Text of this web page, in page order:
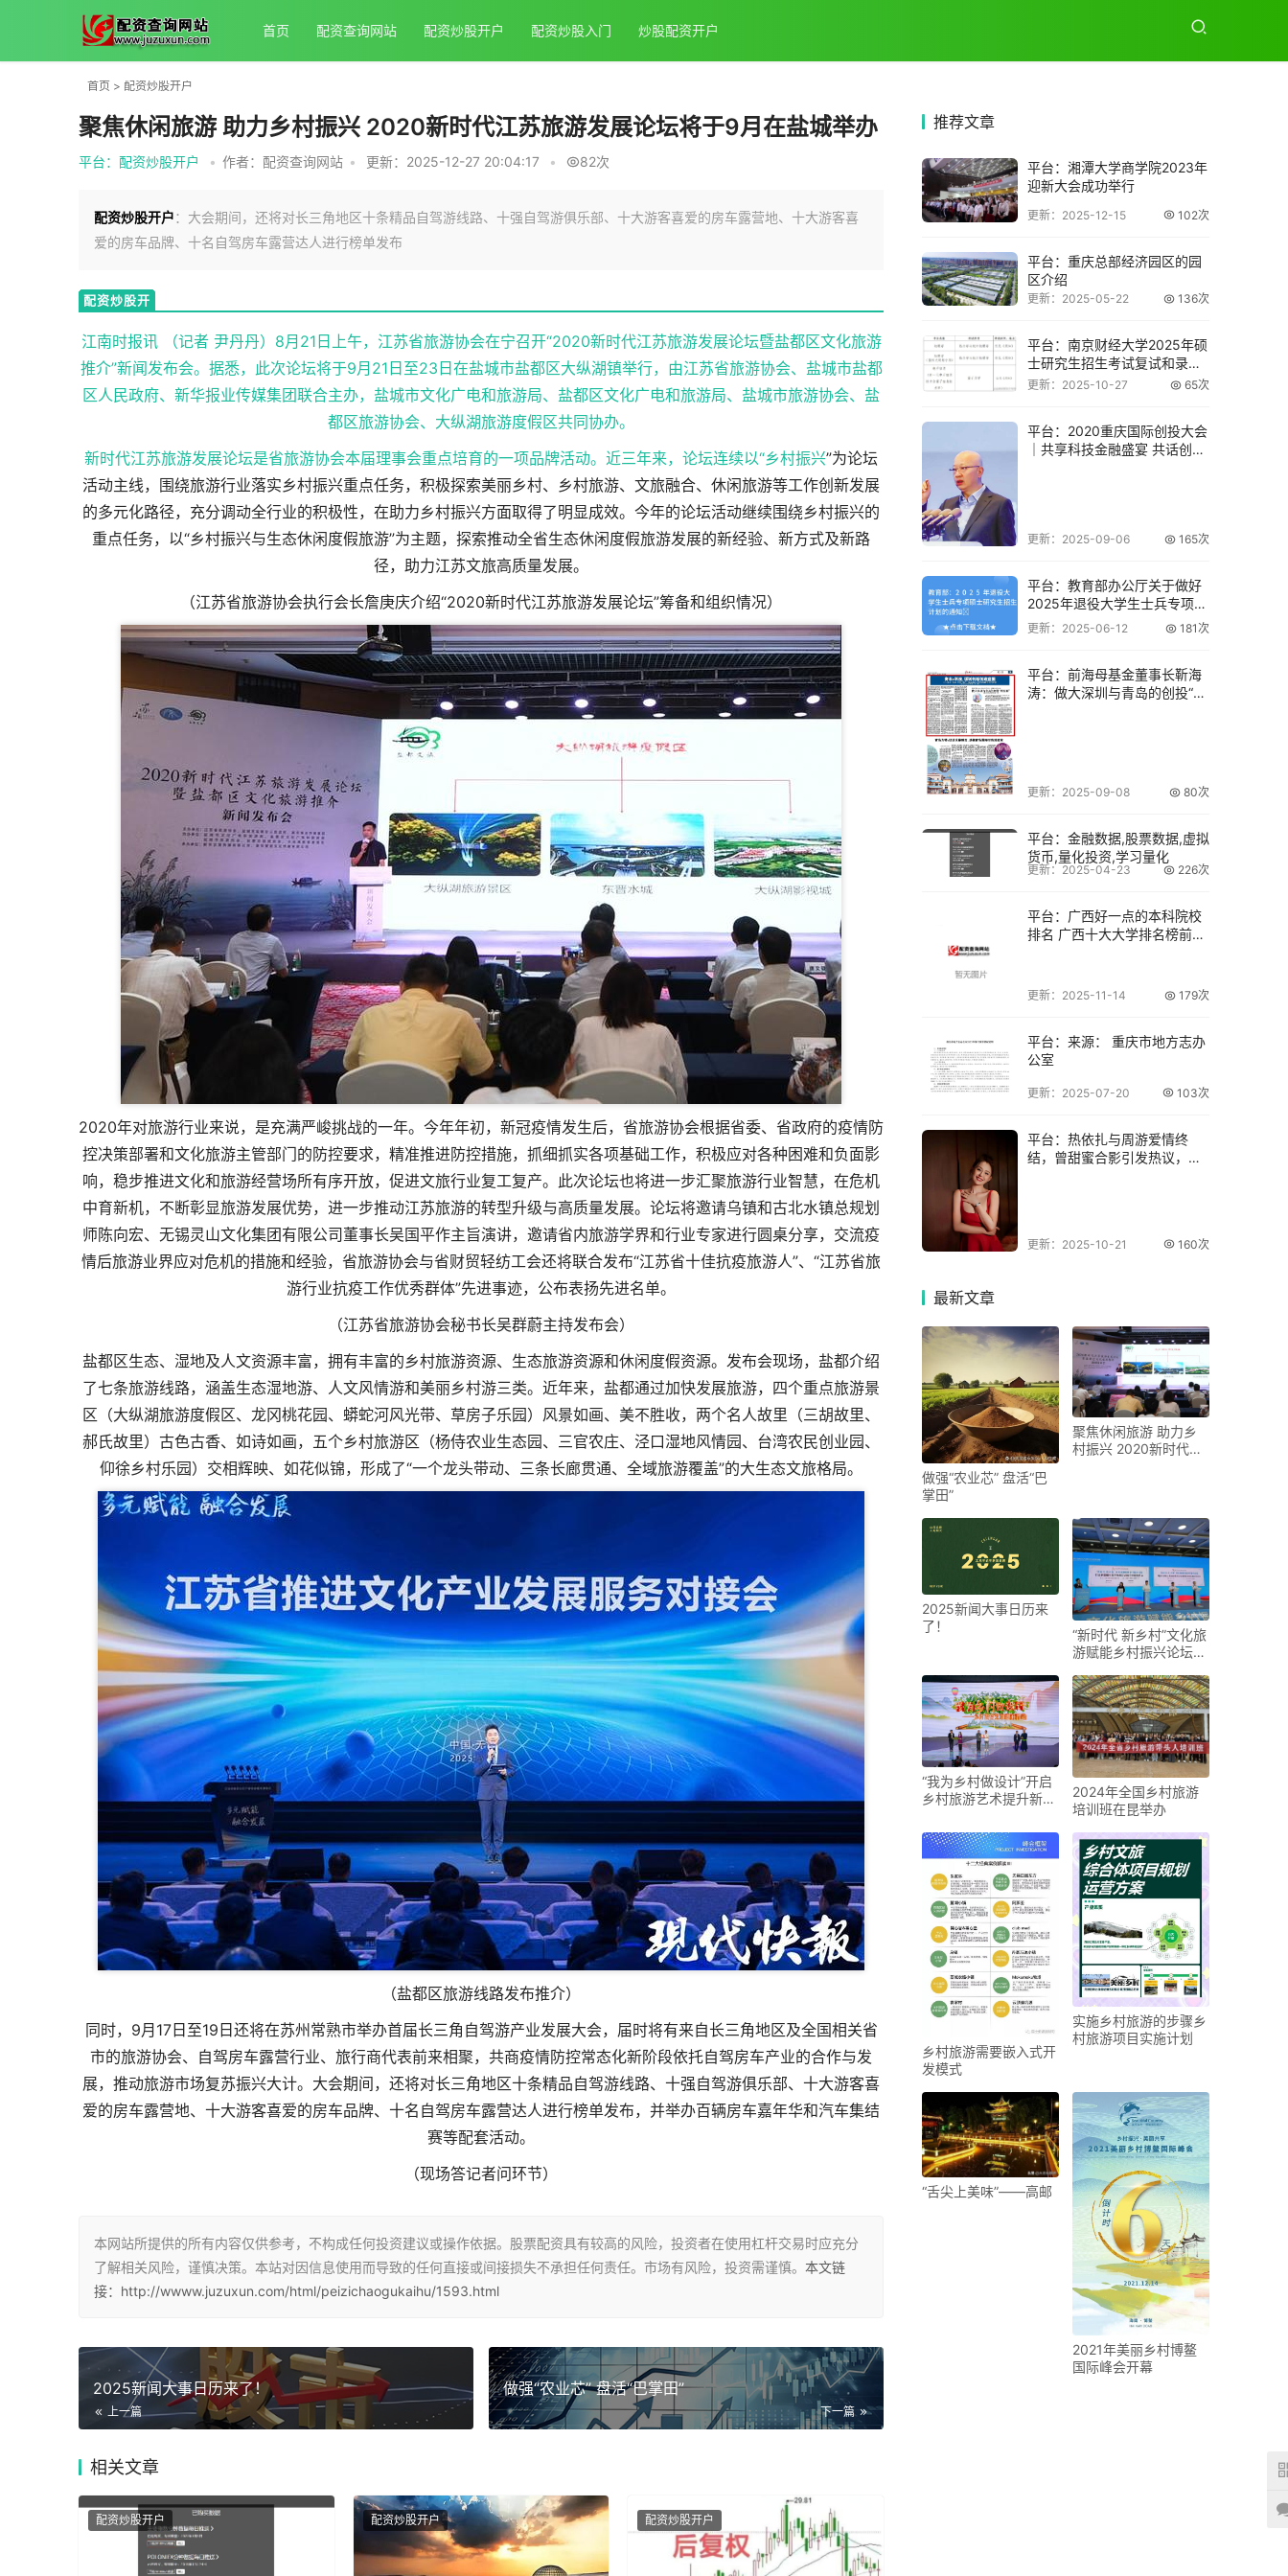
首页 配资查询网站 配资炒股开户 配资炒股入门 炒股配资开户
首页 > 配资炒股开户
聚焦休闲旅游 助力乡村振兴 2020新时代江苏旅游发展论坛将于9月在盐城举办
平台：配资炒股开户 • 作者：配资查询网站 • 更新：2025-12-27 20:04:17 • 82次
配资炒股开户：大会期间，还将对长三角地区十条精品自驾游线路、十强自驾游俱乐部、十大游客喜爱的房车露营地、十大游客喜
爱的房车品牌、十名自驾房车露营达人进行榜单发布
配资炒股开
江南时报讯 （记者 尹丹丹）8月21日上午，江苏省旅游协会在宁召开“2020新时代江苏旅游发展论坛暨盐都区文化旅游
推介”新闻发布会。据悉，此次论坛将于9月21日至23日在盐城市盐都区大纵湖镇举行，由江苏省旅游协会、盐城市盐都
区人民政府、新华报业传媒集团联合主办，盐城市文化广电和旅游局、盐都区文化广电和旅游局、盐城市旅游协会、盐
都区旅游协会、大纵湖旅游度假区共同协办。
新时代江苏旅游发展论坛是省旅游协会本届理事会重点培育的一项品牌活动。近三年来，论坛连续以“乡村振兴”为论坛
活动主线，围绕旅游行业落实乡村振兴重点任务，积极探索美丽乡村、乡村旅游、文旅融合、休闲旅游等工作创新发展
的多元化路径，充分调动全行业的积极性，在助力乡村振兴方面取得了明显成效。今年的论坛活动继续围绕乡村振兴的
重点任务，以“乡村振兴与生态休闲度假旅游”为主题，探索推动全省生态休闲度假旅游发展的新经验、新方式及新路
径，助力江苏文旅高质量发展。
（江苏省旅游协会执行会长詹庚庆介绍“2020新时代江苏旅游发展论坛”筹备和组织情况）
2020年对旅游行业来说，是充满严峻挑战的一年。今年年初，新冠疫情发生后，省旅游协会根据省委、省政府的疫情防
控决策部署和文化旅游主管部门的防控要求，精准推进防控措施，抓细抓实各项基础工作，积极应对各种困难和负面影
响，稳步推进文化和旅游经营场所有序开放，促进文旅行业复工复产。此次论坛也将进一步汇聚旅游行业智慧，在危机
中育新机，不断彰显旅游发展优势，进一步推动江苏旅游的转型升级与高质量发展。论坛将邀请乌镇和古北水镇总规划
师陈向宏、无锡灵山文化集团有限公司董事长吴国平作主旨演讲，邀请省内旅游学界和行业专家进行圆桌分享，交流疫
情后旅游业界应对危机的措施和经验，省旅游协会与省财贸轻纺工会还将联合发布“江苏省十佳抗疫旅游人”、“江苏省旅
游行业抗疫工作优秀群体”先进事迹，公布表扬先进名单。
（江苏省旅游协会秘书长吴群蔚主持发布会）
盐都区生态、湿地及人文资源丰富，拥有丰富的乡村旅游资源、生态旅游资源和休闲度假资源。发布会现场，盐都介绍
了七条旅游线路，涵盖生态湿地游、人文风情游和美丽乡村游三类。近年来，盐都通过加快发展旅游，四个重点旅游景
区（大纵湖旅游度假区、龙冈桃花园、蟒蛇河风光带、草房子乐园）风景如画、美不胜收，两个名人故里（三胡故里、
郝氏故里）古色古香、如诗如画，五个乡村旅游区（杨侍农业生态园、三官农庄、泾口湿地风情园、台湾农民创业园、
仰徐乡村乐园）交相辉映、如花似锦，形成了“一个龙头带动、三条长廊贯通、全域旅游覆盖”的大生态文旅格局。
（盐都区旅游线路发布推介）
同时，9月17日至19日还将在苏州常熟市举办首届长三角自驾游产业发展大会，届时将有来自长三角地区及全国相关省
市的旅游协会、自驾房车露营行业、旅行商代表前来相聚，共商疫情防控常态化新阶段依托自驾房车产业的合作与发
展，推动旅游市场复苏振兴大计。大会期间，还将对长三角地区十条精品自驾游线路、十强自驾游俱乐部、十大游客喜
爱的房车露营地、十大游客喜爱的房车品牌、十名自驾房车露营达人进行榜单发布，并举办百辆房车嘉年华和汽车集结
赛等配套活动。
（现场答记者问环节）
本网站所提供的所有内容仅供参考，不构成任何投资建议或操作依据。股票配资具有较高的风险，投资者在使用杠杆交易时应充分
了解相关风险，谨慎决策。本站对因信息使用而导致的任何直接或间接损失不承担任何责任。市场有风险，投资需谨慎。 本文链
接：http://wwww.juzuxun.com/html/peizichaogukaihu/1593.html
2025新闻大事日历来了！
上一篇
做强“农业芯” 盘活“巴掌田”
下一篇
相关文章
配资炒股开户 配资炒股开户 配资炒股开户
推荐文章
平台：湘潭大学商学院2023年
迎新大会成功举行
更新：2025-12-15 102次
平台：重庆总部经济园区的园
区介绍
更新：2025-05-22 136次
平台：南京财经大学2025年硕
士研究生招生考试复试和录取
工作办法
更新：2025-10-27 65次
平台：2020重庆国际创投大会
｜共享科技金融盛宴 共话创新
更新：2025-09-06 165次
平台：教育部办公厅关于做好
2025年退役大学生士兵专项硕
士研究生招
更新：2025-06-12 181次
平台：前海母基金董事长靳海
涛：做大深圳与青岛的创投“朋
更新：2025-09-08 80次
平台：金融数据,股票数据,虚拟
货币,量化投资,学习量化
更新：2025-04-23 226次
平台：广西好一点的本科院校
排名 广西十大大学排名榜前十
更新：2025-11-14 179次
平台：来源： 重庆市地方志办
公室
更新：2025-07-20 103次
平台：热依扎与周游爱情终
结，曾甜蜜合影引发热议，感
更新：2025-10-21 160次
最新文章
做强“农业芯” 盘活“巴
掌田”
聚焦休闲旅游 助力乡
村振兴 2020新时代江
2025新闻大事日历来
了！
“新时代 新乡村”文化旅
游赋能乡村振兴论坛举
“我为乡村做设计”开启
乡村旅游艺术提升新实
2024年全国乡村旅游
培训班在昆举办
乡村旅游需要嵌入式开
发模式
实施乡村旅游的步骤乡
村旅游项目实施计划
“舌尖上美味”——高邮
2021年美丽乡村博鳌
国际峰会开幕